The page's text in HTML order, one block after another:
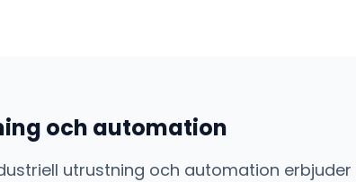
och automation
utrustning och automation erbjuder